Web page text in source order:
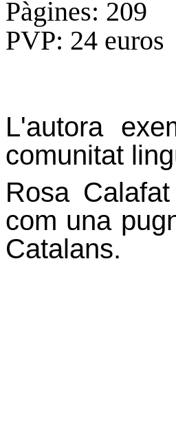
Pàgines: 209
PVP: 24 euros
L'autora
comunitat
Rosa
com una
Catalans.